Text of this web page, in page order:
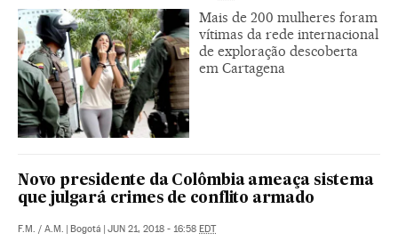
Mais de 200 mulheres foram
vítimas da rede internacional
de exploração descoberta
em Cartagena
Novo presidente da Colômbia ameaça sistema
que julgará crimes de conflito armado
F.M. / A.M. | Bogotá | JUN 21, 2018 - 16:58 EDT